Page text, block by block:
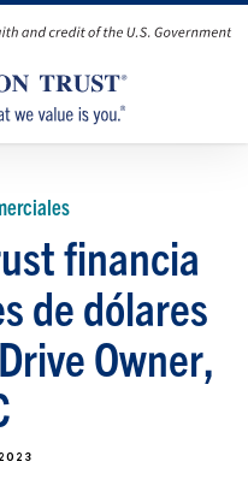
financia
de dólares
Owner,